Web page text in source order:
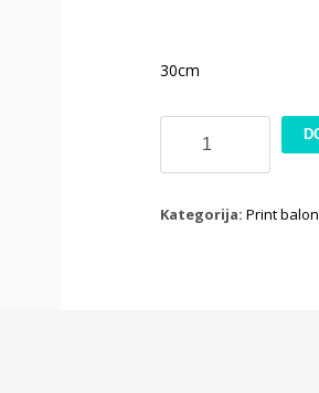
30cm
količina
Kategorija: Print